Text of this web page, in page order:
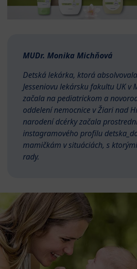
MUDr. Monika Michňová
Detská lekárka, ktorá
Jesseniovu lekársku fakultu UK v
začala na pediatrickom a
oddelení nemocnice v Žiari nad
narodení dcérky začala
instagramového profilu
mamičkám v situáciách, s
rady.